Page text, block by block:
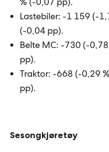
Lastebiler: -1 159 (-
(-0,04 pp).
Belte MC: -730 (-
pp).
Traktor: -668 (-0,29
pp).
Sesongkjøretøy